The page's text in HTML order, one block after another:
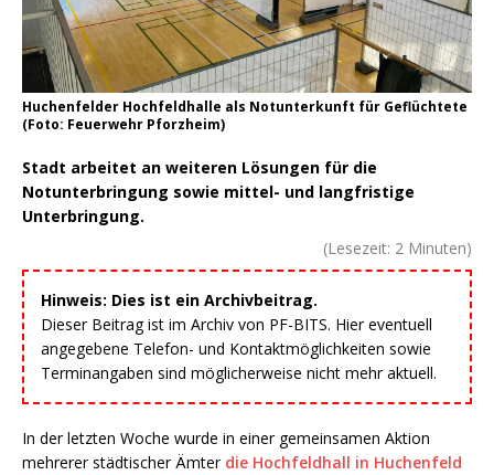
Huchenfelder Hochfeldhalle als Notunterkunft für Geflüchtete
(Foto: Feuerwehr Pforzheim)
Stadt arbeitet an weiteren Lösungen für die
Notunterbringung sowie mittel- und langfristige
Unterbringung.
(Lesezeit: 2 Minuten)
Hinweis: Dies ist ein Archivbeitrag.
Dieser Beitrag ist im Archiv von PF-BITS. Hier eventuell
angegebene Telefon- und Kontaktmöglichkeiten sowie
Terminangaben sind möglicherweise nicht mehr aktuell.
In der letzten Woche wurde in einer gemeinsamen Aktion
mehrerer städtischer Ämter die Hochfeldhall in Huchenfeld